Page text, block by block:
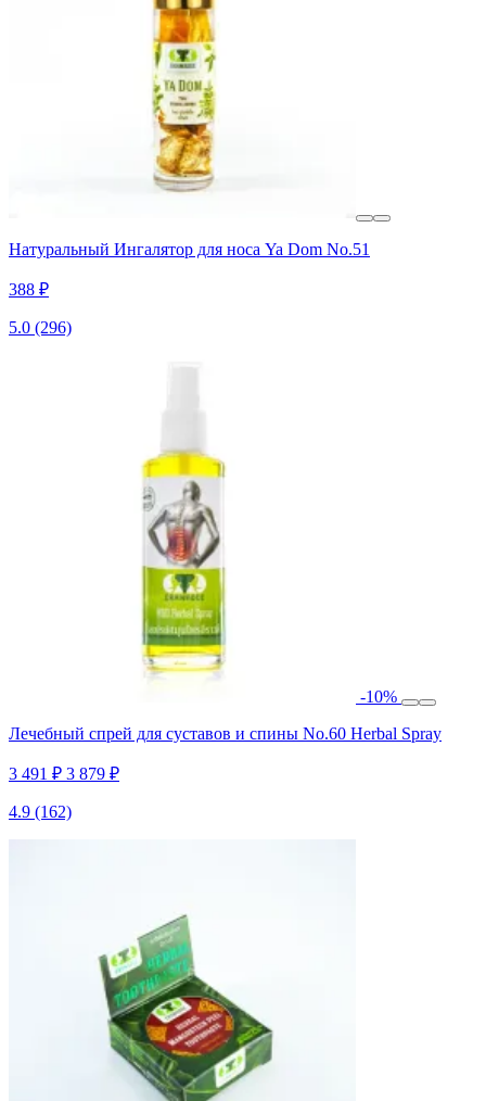
Натуральный Ингалятор для носа Ya Dom No.51
388 ₽
5.0 (296)
-10%
Лечебный спрей для суставов и спины No.60 Herbal Spray
3 491 ₽ 3 879 ₽
4.9 (162)